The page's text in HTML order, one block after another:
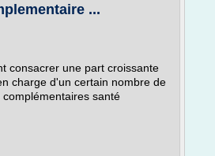
...
consacrer une part croissante
charge d'un certain nombre de
santé